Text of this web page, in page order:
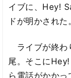
イブに、Hey!
ドが明かされた
ライブが終わ
尾。そこに
ら電話がかか